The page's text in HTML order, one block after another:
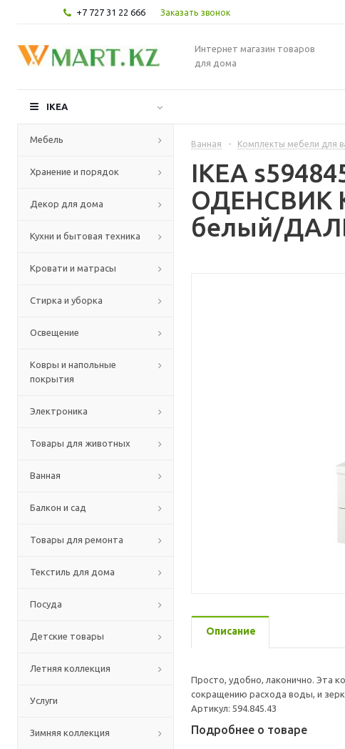
+7 727 31 22 666 Заказать звонок
Интернет магазин товаров
для дома
IKEA
Мебель
Хранение и порядок
Декор для дома
Кухни и бытовая техника
Кровати и матрасы
Стирка и уборка
Освещение
Ковры и напольные
покрытия
Электроника
Товары для животных
Ванная
Балкон и сад
Товары для ремонта
Текстиль для дома
Посуда
Детские товары
Летняя коллекция
Услуги
Зимняя коллекция
Ванная - Комплекты мебели для
IKEA
ОДЕНСВИК
белый/
Описание
Просто, удобно, лаконично. Эта
сокращению расхода воды, и
Артикул: 594.845.43
Подробнее о товаре